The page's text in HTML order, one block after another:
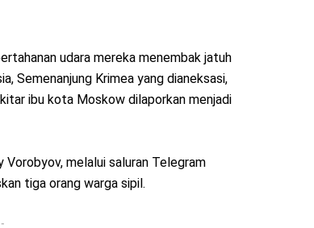
udara mereka menembak jatuh
Semenanjung Krimea yang dianeksasi,
ibu kota Moskow dilaporkan menjadi
Vorobyov, melalui saluran Telegram
tiga orang warga sipil.